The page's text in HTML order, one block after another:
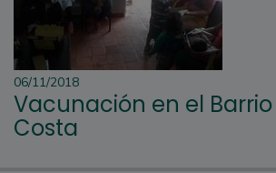
06/11/2018
Vacunación en el
Costa